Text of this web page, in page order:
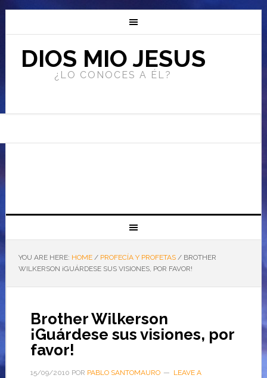
DIOS MIO JESUS
¿LO CONOCES A ÉL?
YOU ARE HERE: HOME / PROFECÍA Y PROFETAS /BROTHER
WILKERSON ¡GUÁRDESE SUS VISIONES, POR FAVOR!
Brother Wilkerson
¡Guárdese sus visiones, por
favor!
15/09/2010 POR PABLO SANTOMAURO
LEAVE A